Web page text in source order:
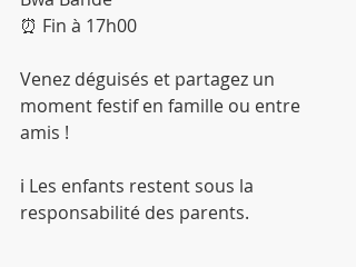
⏰ Fin à 17h00
Venez déguisés et partagez un
moment festif en famille ou entre
amis !
ℹ️ Les enfants restent sous la
responsabilité des parents.